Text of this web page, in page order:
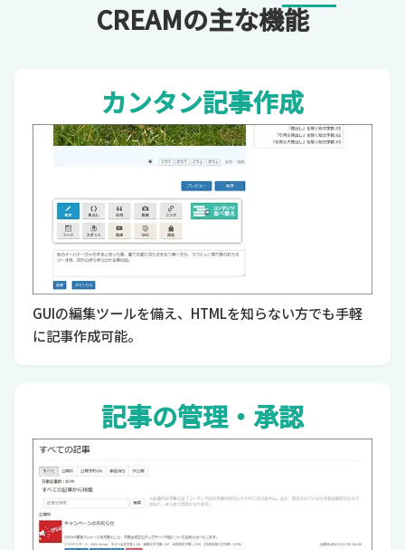
CREAMの主な機能
カンタン記事作成
GUIの編集ツールを備え、HTMLを知らない方でも手軽
に記事作成可能。
記事の管理・承認